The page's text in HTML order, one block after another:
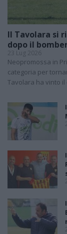
Il Tavolara si
dopo il
23 Lug 2026
Neopromossa in
categoria per
Tavolara ha vinto